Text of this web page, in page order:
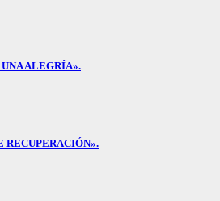
ALEGRÍA».
RECUPERACIÓN».